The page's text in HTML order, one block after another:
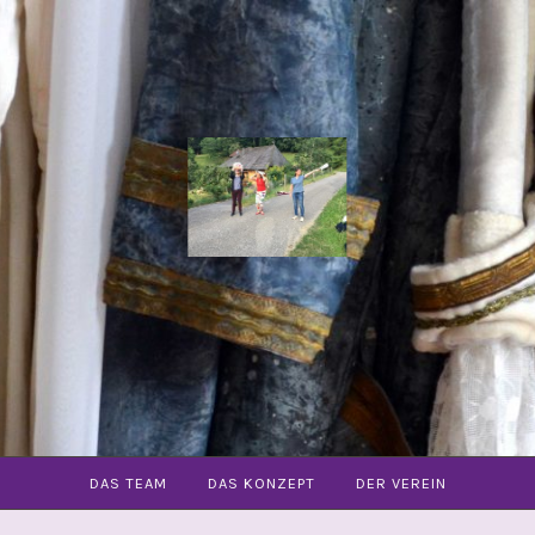
COMMUNITY
OPER
FREIBURG
E.V.
DAS TEAM DAS KONZEPT DER VEREIN